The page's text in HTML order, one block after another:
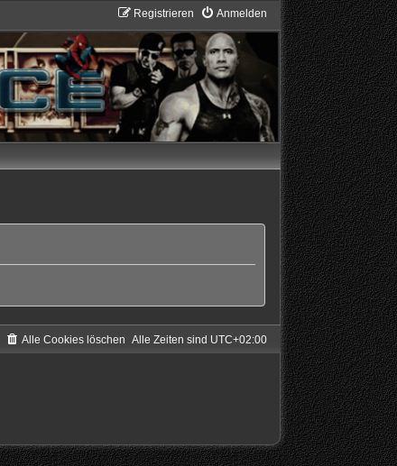
Anmelden
Registrieren
Alle Zeiten sind UTC+02:00
Alle Cookies löschen